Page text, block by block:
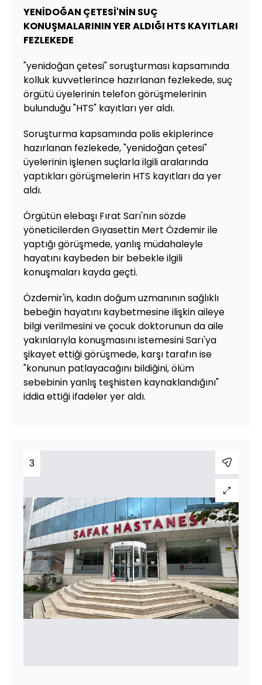
YENİDOĞAN ÇETESİ'NİN SUÇ
KONUŞMALARININ YER ALDIĞI HTS KAYITLARI
FEZLEKEDE
"yenidoğan çetesi" soruşturması kapsamında
kolluk kuvvetlerince hazırlanan fezlekede, suç
örgütü üyelerinin telefon görüşmelerinin
bulunduğu "HTS" kayıtları yer aldı.
Soruşturma kapsamında polis ekiplerince
hazırlanan fezlekede, "yenidoğan çetesi"
üyelerinin işlenen suçlarla ilgili aralarında
yaptıkları görüşmelerin HTS kayıtları da yer
aldı.
Örgütün elebaşı Fırat Sarı'nın sözde
yöneticilerden Gıyasettin Mert Özdemir ile
yaptığı görüşmede, yanlış müdahaleyle
hayatını kaybeden bir bebekle ilgili
konuşmaları kayda geçti.
Özdemir'in, kadın doğum uzmanının sağlıklı
bebeğin hayatını kaybetmesine ilişkin aileye
bilgi verilmesini ve çocuk doktorunun da aile
yakınlarıyla konuşmasını istemesini Sarı'ya
şikayet ettiği görüşmede, karşı tarafın ise
"konunun patlayacağını bildiğini, ölüm
sebebinin yanlış teşhisten kaynaklandığını"
iddia ettiği ifadeler yer aldı.
3